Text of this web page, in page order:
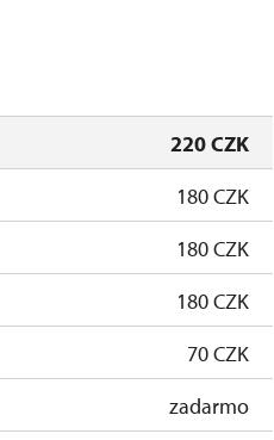
220 CZK
180 CZK
180 CZK
180 CZK
70 CZK
zadarmo